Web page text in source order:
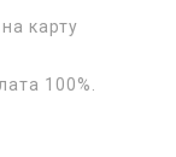
карту
100%.